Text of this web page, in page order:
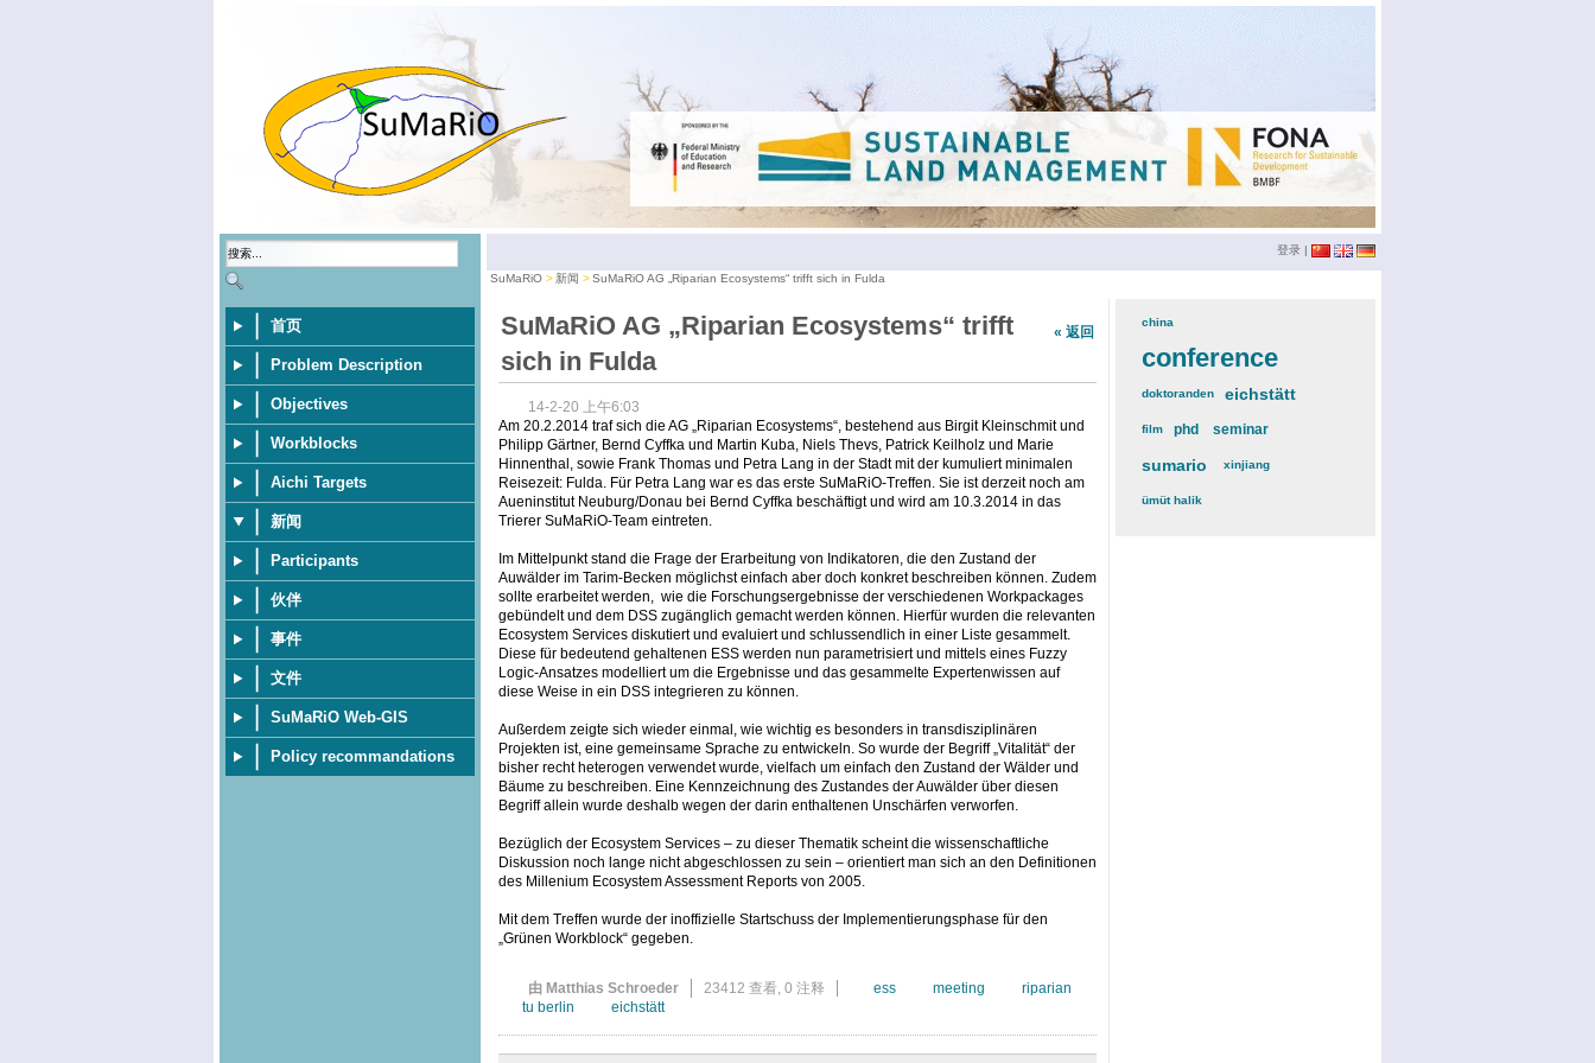
首页
Problem Description
Objectives
Workblocks
Aichi Targets
新闻
Participants
伙伴
事件
文件
SuMaRiO Web-GIS
Policy recommandations
登录 |
SuMaRiO 新闻 SuMaRiO AG „Riparian Ecosystems“ trifft sich in Fulda
« 返回
SuMaRiO AG „Riparian Ecosystems“ trifft
sich in Fulda
14-2-20 上午6:03
Am 20.2.2014 traf sich die AG „Riparian Ecosystems“, bestehend aus Birgit Kleinschmit und
Philipp Gärtner, Bernd Cyffka und Martin Kuba, Niels Thevs, Patrick Keilholz und Marie
Hinnenthal, sowie Frank Thomas und Petra Lang in der Stadt mit der kumuliert minimalen
Reisezeit: Fulda. Für Petra Lang war es das erste SuMaRiO-Treffen. Sie ist derzeit noch am
Aueninstitut Neuburg/Donau bei Bernd Cyffka beschäftigt und wird am 10.3.2014 in das
Trierer SuMaRiO-Team eintreten.
Im Mittelpunkt stand die Frage der Erarbeitung von Indikatoren, die den Zustand der
Auwälder im Tarim-Becken möglichst einfach aber doch konkret beschreiben können. Zudem
sollte erarbeitet werden, wie die Forschungsergebnisse der verschiedenen Workpackages
gebündelt und dem DSS zugänglich gemacht werden können. Hierfür wurden die relevanten
Ecosystem Services diskutiert und evaluiert und schlussendlich in einer Liste gesammelt.
Diese für bedeutend gehaltenen ESS werden nun parametrisiert und mittels eines Fuzzy
Logic-Ansatzes modelliert um die Ergebnisse und das gesammelte Expertenwissen auf
diese Weise in ein DSS integrieren zu können.
Außerdem zeigte sich wieder einmal, wie wichtig es besonders in transdisziplinären
Projekten ist, eine gemeinsame Sprache zu entwickeln. So wurde der Begriff „Vitalität“ der
bisher recht heterogen verwendet wurde, vielfach um einfach den Zustand der Wälder und
Bäume zu beschreiben. Eine Kennzeichnung des Zustandes der Auwälder über diesen
Begriff allein wurde deshalb wegen der darin enthaltenen Unschärfen verworfen.
Bezüglich der Ecosystem Services – zu dieser Thematik scheint die wissenschaftliche
Diskussion noch lange nicht abgeschlossen zu sein – orientiert man sich an den Definitionen
des Millenium Ecosystem Assessment Reports von 2005.
Mit dem Treffen wurde der inoffizielle Startschuss der Implementierungsphase für den
„Grünen Workblock“ gegeben.
由 Matthias Schroeder 23412 查看, 0 注释 ess meeting
riparian
tu berlin
eichstätt
china(3)
conference(12)
doktoranden(3)eichstätt
film(2)phd (4)seminar
sumario (6)xinjiang(2)
ümüt halik(2)